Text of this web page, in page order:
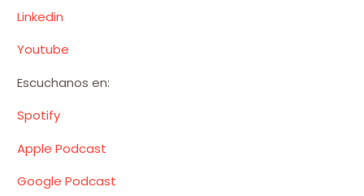
Linkedin
Youtube
Escuchanos en:
Spotify
Apple Podcast
Google Podcast